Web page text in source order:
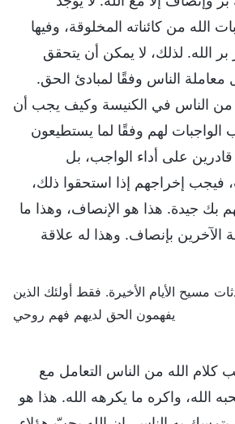
الله من كائناته المخلوقة، وفيها
الله. لذلك، لا يمكن أن يتحقق
معاملة الناس وفقًا لمبادئ الحق.
الناس في الكنيسة وكيف يجب أن
الواجبات لهم وفقًا لما يستطيعون
قادرين على أداء الواجب، بل
فيجب إخراجهم إذا استحقوا ذلك،
بك جيدة. هذا هو الإنصاف، وهذا ما
الآخرين بإنصاف. وهذا له علاقة
ج. 3. محادثات مسيح الأيام الأخيرة. فقط أولئك الذين
يفهمون الحق لديهم فهم روحي
الله من الناس التعامل مع
الله، واكره ما يكرهه الله. هذا هو